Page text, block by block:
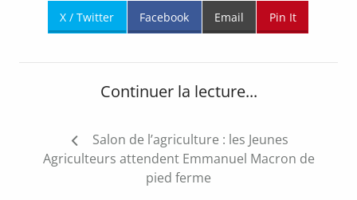
X / Twitter Facebook Email Pin It
Continuer la lecture...
Navigation
de
Salon de l’agriculture : les Jeunes
Agriculteurs attendent Emmanuel Macron de
pied ferme